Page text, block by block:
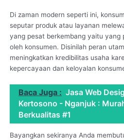
Di zaman modern seperti ini,
seputar produk atau layanan
yang pesat berkembang yaitu yang
oleh konsumen. Disinilah peran
meningkatkan kredibilitas usaha
kepercayaan dan keloyalan
Baca Juga : Jasa Web
Kertosono - Nganjuk :
Berkualitas #1
Bayangkan sekiranya Anda